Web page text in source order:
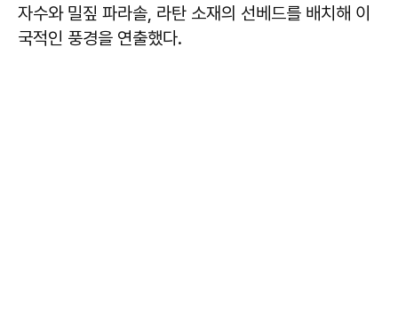
자수와 밀짚 파라솔, 라탄 소재의 선베드를 배치해 이
국적인 풍경을 연출했다.